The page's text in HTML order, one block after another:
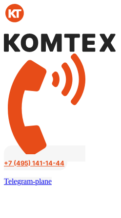
Перейти
к
содержимому
+7 (495) 141-14-44
Telegram-plane